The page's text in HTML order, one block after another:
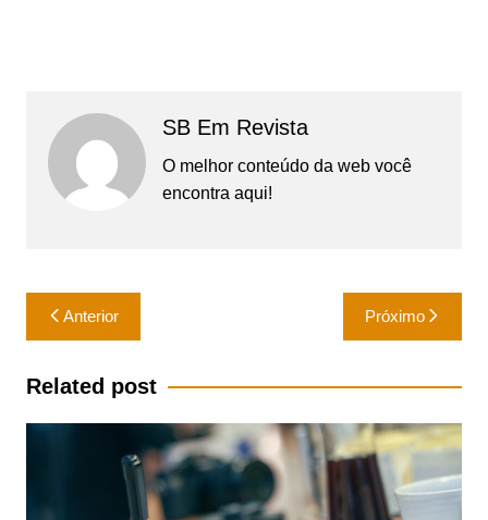
SB Em Revista
O melhor conteúdo da web você
encontra aqui!
Navegação
de
Post
Anterior Próximo
Related post